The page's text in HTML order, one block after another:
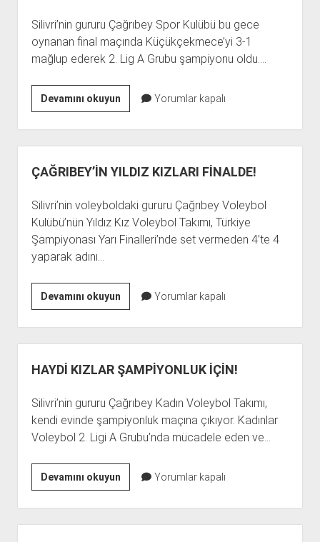
Silivri’nin gururu Çağrıbey Spor Kulübü bu gece
oynanan final maçında Küçükçekmece’yi 3-1
mağlup ederek 2. Lig A Grubu şampiyonu oldu.…
Devamını okuyunVE
ÇAĞRIBEY
ŞAMPİYON!!!
Yorumlar kapalı
ÇAĞRIBEY’İN YILDIZ KIZLARI FİNALDE!
Silivri’nin voleyboldaki gururu Çağrıbey Voleybol
Kulübü’nün Yıldız Kız Voleybol Takımı, Türkiye
Şampiyonası Yarı Finalleri’nde set vermeden 4’te 4
yaparak adını…
Devamını okuyunÇAĞRIBEY’İN
YILDIZ
KIZLARI
FİNALDE!
Yorumlar kapalı
HAYDİ KIZLAR ŞAMPİYONLUK İÇİN!
Silivri’nin gururu Çağrıbey Kadın Voleybol Takımı,
kendi evinde şampiyonluk maçına çıkıyor. Kadınlar
Voleybol 2. Ligi A Grubu’nda mücadele eden ve…
Devamını okuyunHAYDİ
KIZLAR
ŞAMPİYONLUK
İÇİN!
Yorumlar kapalı